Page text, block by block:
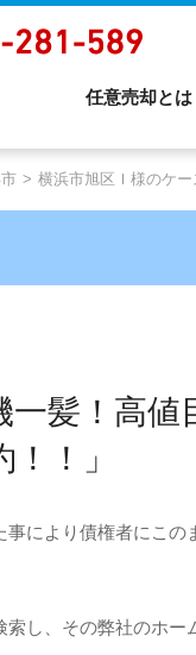
任意売却とは
横浜市旭区Ｉ様のケ
髪！高値
！」
により債権者にこ
し、その弊社のホー